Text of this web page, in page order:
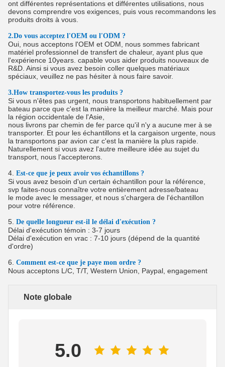
ont différentes représentations et différentes utilisations, nous
devons comprendre vos exigences, puis vous recommandons les
produits droits à vous.
2.Do vous acceptez l'OEM ou l'ODM ?
Oui, nous acceptons l'OEM et ODM, nous sommes fabricant
matériel professionnel de transfert de chaleur, ayant plus que
l'expérience 10years. capable vous aider produits nouveaux de
R&D. Ainsi si vous avez besoin coller quelques matériaux
spéciaux, veuillez ne pas hésiter à nous faire savoir.
3.How transportez-vous les produits ?
Si vous n'êtes pas urgent, nous transportons habituellement par
bateau parce que c'est la manière la meilleur marché. Mais pour
la région occidentale de l'Asie,
nous livrons par chemin de fer parce qu'il n'y a aucune mer à se
transporter. Et pour les échantillons et la cargaison urgente, nous
la transportons par avion car c'est la manière la plus rapide.
Naturellement si vous avez l'autre meilleure idée au sujet du
transport, nous l'accepterons.
4. Est-ce que je peux avoir vos échantillons ?
Si vous avez besoin d'un certain échantillon pour la référence,
svp faites-nous connaître votre entièrement adresse/bateau
le mode avec le messager, et nous s'chargera de l'échantillon
pour votre référence.
5. De quelle longueur est-il le délai d'exécution ?
Délai d'exécution témoin : 3-7 jours
Délai d'exécution en vrac : 7-10 jours (dépend de la quantité
d'ordre)
6. Comment est-ce que je paye mon ordre ?
Nous acceptons L/C, T/T, Western Union, Paypal, engagement
Note globale
5.0